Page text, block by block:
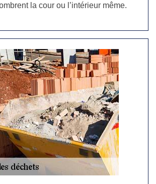
la cour ou l’intérieur même.